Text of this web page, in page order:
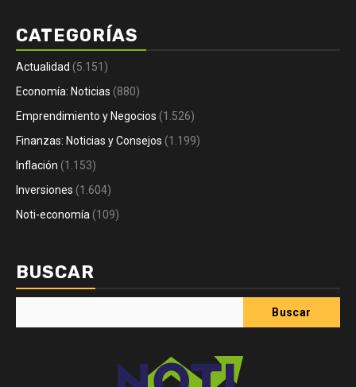
CATEGORÍAS
Actualidad (5.151)
Economía: Noticias (880)
Emprendimiento y Negocios (1.526)
Finanzas: Noticias y Consejos (1.199)
Inflación (1.153)
Inversiones (1.604)
Noti-economía (109)
BUSCAR
Buscar